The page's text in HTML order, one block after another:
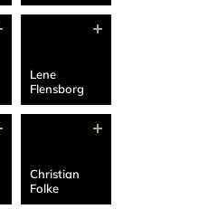
Lene
Flensborg
Christian
Folke